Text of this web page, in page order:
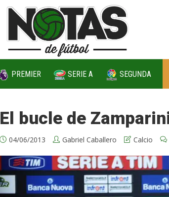
PREMIER SERIE A SEGUNDA
El bucle de
04/06/2013 Gabriel Caballero Calcio